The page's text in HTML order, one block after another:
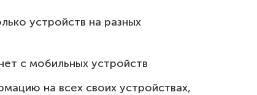
устройств на разных
с мобильных устройств
на всех своих устройствах,